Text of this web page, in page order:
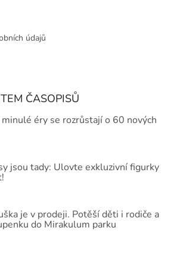
údajů
ČASOPISŮ
éry se rozrůstají o 60 nových
jsou tady: Ulovte exkluzivní figurky
je v prodeji. Potěší děti i rodiče a
do Mirakulum parku